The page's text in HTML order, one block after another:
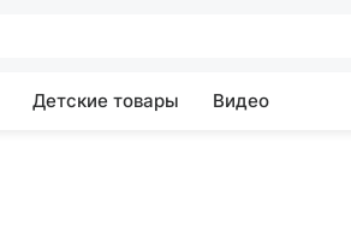
Детские товары Видео